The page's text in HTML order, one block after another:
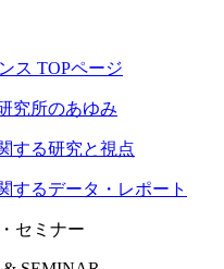
ス TOPページ
究所のあゆみ
する研究と視点
するデータ・レポート
セミナー